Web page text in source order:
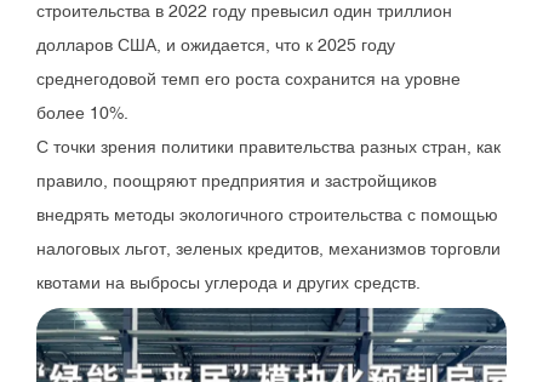
строительства в 2022 году превысил один триллион
долларов США, и ожидается, что к 2025 году
среднегодовой темп его роста сохранится на уровне
более 10%.
С точки зрения политики правительства разных стран, как
правило, поощряют предприятия и застройщиков
внедрять методы экологичного строительства с помощью
налоговых льгот, зеленых кредитов, механизмов торговли
квотами на выбросы углерода и других средств.